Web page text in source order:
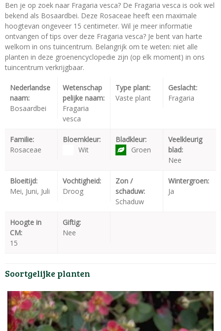
Ben je op zoek naar Fragaria vesca? De Fragaria vesca is ook wel
bekend als Bosaardbei. Deze Rosaceae heeft een maximale
hoogtevan ongeveer 15 centimeter. Wil je meer informatie
ontvangen of tips over deze Fragaria vesca? Je bent van harte
welkom in ons tuincentrum. Belangrijk om te weten: niet alle
planten in deze groenencyclopedie zijn (op elk moment) in ons
tuincentrum verkrijgbaar.
Nederlandse
naam:
Bosaardbei
Wetenschap
pelijke naam:
Fragaria
vesca
Type plant:
Vaste plant
Geslacht:
Fragaria
Familie:
Rosaceae
Bloemkleur:
Wit
Bladkleur:
Groen
Veelkleurig
blad:
Nee
Bloeitijd:
Mei, Juni, Juli
Vochtigheid:
Droog
Zon /
schaduw:
Schaduw
Wintergroen:
Ja
Hoogte in
CM:
15
Giftig:
Nee
Soortgelijke planten